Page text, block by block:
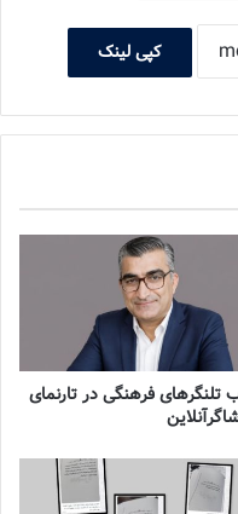
کپی لینک
تلنگرهای فرهنگی در تارنمای